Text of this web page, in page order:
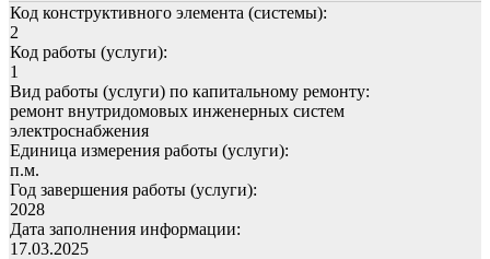
Код конструктивного элемента (системы):
2
Код работы (услуги):
1
Вид работы (услуги) по капитальному ремонту:
ремонт внутридомовых инженерных систем
электроснабжения
Единица измерения работы (услуги):
п.м.
Год завершения работы (услуги):
2028
Дата заполнения информации:
17.03.2025